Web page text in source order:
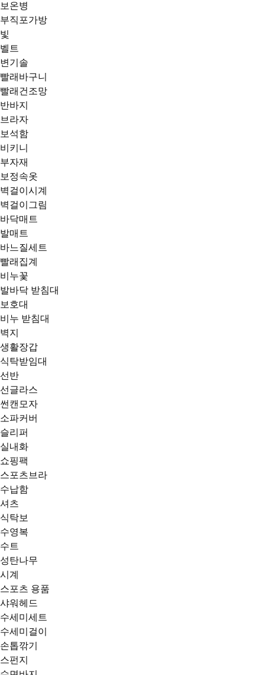
보온병
부직포가방
빛
벨트
변기솔
빨래바구니
빨래건조망
반바지
브라자
보석함
비키니
부자재
보정속옷
벽걸이시계
벽걸이그림
바닥매트
발매트
바느질세트
빨래집계
비누꽃
발바닥 받침대
보호대
비누 받침대
벽지
생활장갑
식탁받임대
선반
선글라스
썬캔모자
소파커버
슬리퍼
실내화
쇼핑팩
스포츠브라
수납함
셔츠
식탁보
수영복
수트
성탄나무
시계
스포츠 용품
샤워헤드
수세미세트
수세미걸이
손톱깎기
스펀지